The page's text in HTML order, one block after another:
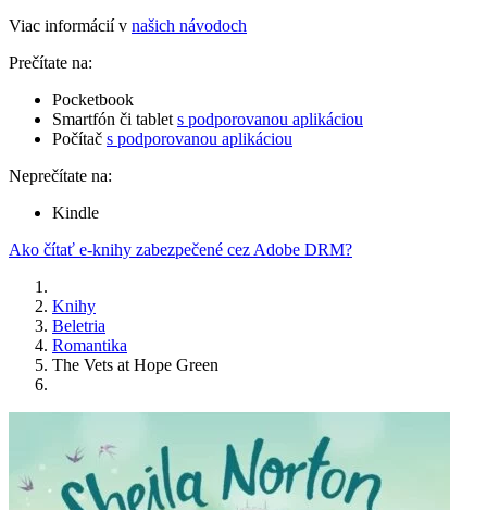
Viac informácií v našich návodoch
Prečítate na:
Pocketbook
Smartfón či tablet s podporovanou aplikáciou
Počítač s podporovanou aplikáciou
Neprečítate na:
Kindle
Ako čítať e-knihy zabezpečené cez Adobe DRM?
Knihy
Beletria
Romantika
The Vets at Hope Green